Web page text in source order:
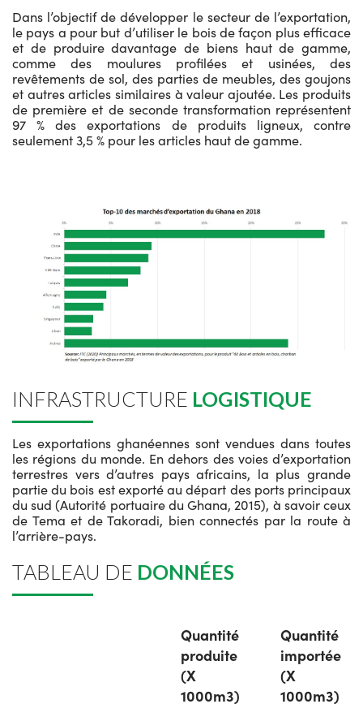
Dans l’objectif de développer le secteur de l’exportation,
le pays a pour but d’utiliser le bois de façon plus efficace
et de produire davantage de biens haut de gamme,
comme des moulures profilées et usinées, des
revêtements de sol, des parties de meubles, des goujons
et autres articles similaires à valeur ajoutée. Les produits
de première et de seconde transformation représentent
97 % des exportations de produits ligneux, contre
seulement 3,5 % pour les articles haut de gamme.
INFRASTRUCTURE LOGISTIQUE
Les exportations ghanéennes sont vendues dans toutes
les régions du monde. En dehors des voies d’exportation
terrestres vers d’autres pays africains, la plus grande
partie du bois est exporté au départ des ports principaux
du sud (Autorité portuaire du Ghana, 2015), à savoir ceux
de Tema et de Takoradi, bien connectés par la route à
l’arrière-pays.
TABLEAU DE DONNÉES
Quantité
produite
(X
1000m3)
Quantité
importée
(X
1000m3)